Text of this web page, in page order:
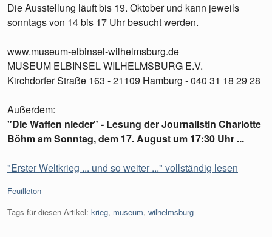
Die Ausstellung läuft bis 19. Oktober und kann jeweils
sonntags von 14 bis 17 Uhr besucht werden.
www.museum-elbinsel-wilhelmsburg.de
MUSEUM ELBINSEL WILHELMSBURG E.V.
Kirchdorfer Straße 163 - 21109 Hamburg - 040 31 18 29 28
Außerdem:
"Die Waffen nieder" - Lesung der Journalistin Charlotte
Böhm am Sonntag, dem 17. August um 17:30 Uhr ...
"Erster Weltkrieg ... und so weiter ..." vollständig lesen
Kategorien:
Feuilleton
Tags für diesen Artikel: krieg, museum, wilhelmsburg